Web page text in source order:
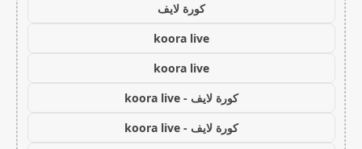
كورة لايف
koora live
koora live
كورة لايف - koora live
كورة لايف - koora live